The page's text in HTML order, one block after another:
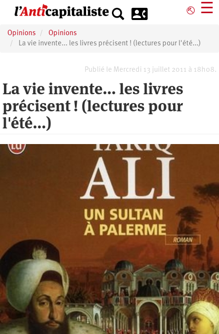
principal
⎋ ☰
Opinions
Opinions
La vie invente... les livres précisent ! (lectures pour l'été...)
Publié le Mercredi 13 juillet 2011 à 18h08.
La vie invente... les livres
précisent ! (lectures pour
l'été...)